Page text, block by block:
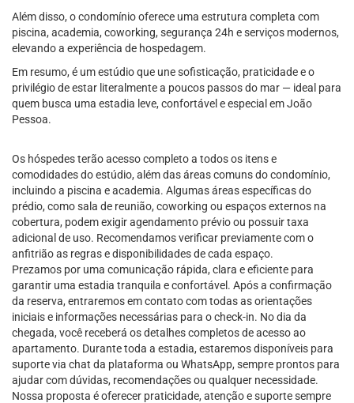
Além disso, o condomínio oferece uma estrutura completa com
piscina, academia, coworking, segurança 24h e serviços modernos,
elevando a experiência de hospedagem.
Em resumo, é um estúdio que une sofisticação, praticidade e o
privilégio de estar literalmente a poucos passos do mar — ideal para
quem busca uma estadia leve, confortável e especial em João
Pessoa.
Os hóspedes terão acesso completo a todos os itens e
comodidades do estúdio, além das áreas comuns do condomínio,
incluindo a piscina e academia. Algumas áreas específicas do
prédio, como sala de reunião, coworking ou espaços externos na
cobertura, podem exigir agendamento prévio ou possuir taxa
adicional de uso. Recomendamos verificar previamente com o
anfitrião as regras e disponibilidades de cada espaço.
Prezamos por uma comunicação rápida, clara e eficiente para
garantir uma estadia tranquila e confortável. Após a confirmação
da reserva, entraremos em contato com todas as orientações
iniciais e informações necessárias para o check-in. No dia da
chegada, você receberá os detalhes completos de acesso ao
apartamento. Durante toda a estadia, estaremos disponíveis para
suporte via chat da plataforma ou WhatsApp, sempre prontos para
ajudar com dúvidas, recomendações ou qualquer necessidade.
Nossa proposta é oferecer praticidade, atenção e suporte sempre